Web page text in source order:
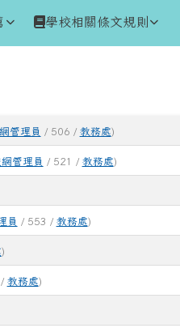
學校相關條文規則
管理員 / 506 / 教務處)
管理員 / 521 / 教務處)
員 / 553 / 教務處)
)
教務處)